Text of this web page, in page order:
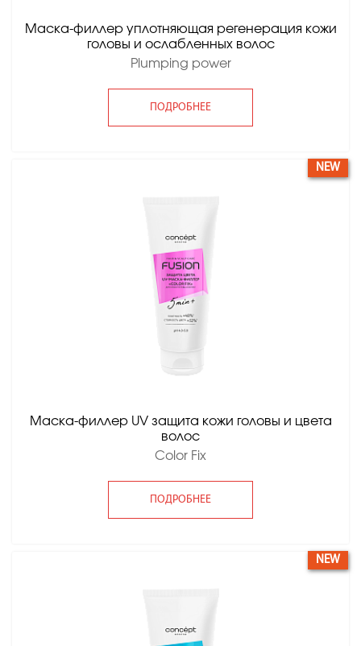
Маска-филлер уплотняющая регенерация кожи
головы и ослабленных волос
Plumping power
ПОДРОБНЕЕ
Маска-филлер UV защита кожи головы и цвета
волос
Color Fix
ПОДРОБНЕЕ
NEW
NEW